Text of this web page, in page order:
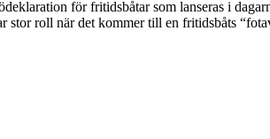
för fritidsbåtar som lanseras i
stor roll när det kommer till en fritidsbåts